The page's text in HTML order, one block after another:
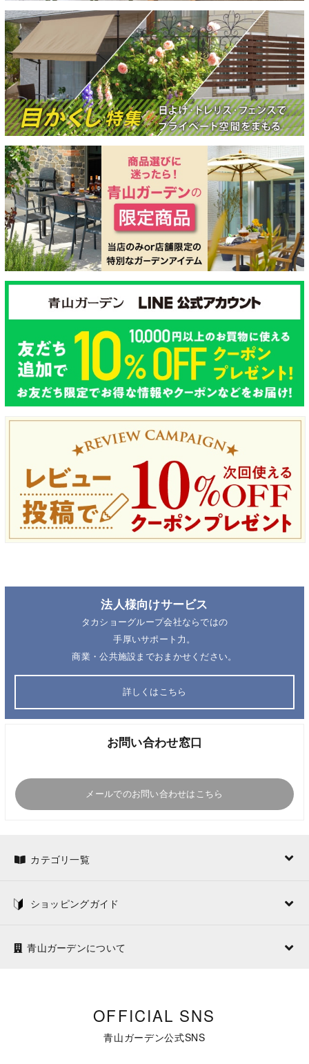
法人様向けサービス
タカショーグループ会社ならではの
手厚いサポート力。
商業・公共施設までおまかせください。
詳しくはこちら
お問い合わせ窓口
メールでのお問い合わせはこちら
カテゴリ一覧
ショッピングガイド
青山ガーデンについて
OFFICIAL SNS
青山ガーデン公式SNS